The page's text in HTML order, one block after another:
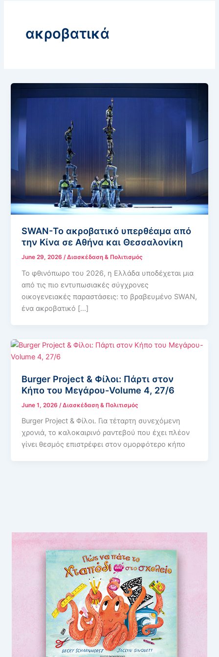
ακροβατικά
SWAN-Το ακροβατικό υπερθέαμα από
την Κίνα σε Αθήνα και Θεσσαλονίκη
June 29, 2026/Διασκέδαση & Πολιτισμός
Το φθινόπωρο του 2026, η Ελλάδα υποδέχεται μια
από τις πιο εντυπωσιακές σύγχρονες
οικογενειακές παραστάσεις: το βραβευμένο SWAN,
ένα ακροβατικό […]
Burger Project & Φίλοι: Πάρτι στον
Κήπο του Μεγάρου-Volume 4, 27/6
June 1, 2026 /Διασκέδαση & Πολιτισμός
Burger Project & Φίλοι. Για τέταρτη συνεχόμενη
χρονιά, το καλοκαιρινό ραντεβού που έχει πλέον
γίνει θεσμός επιστρέφει στον ομορφότερο κήπο